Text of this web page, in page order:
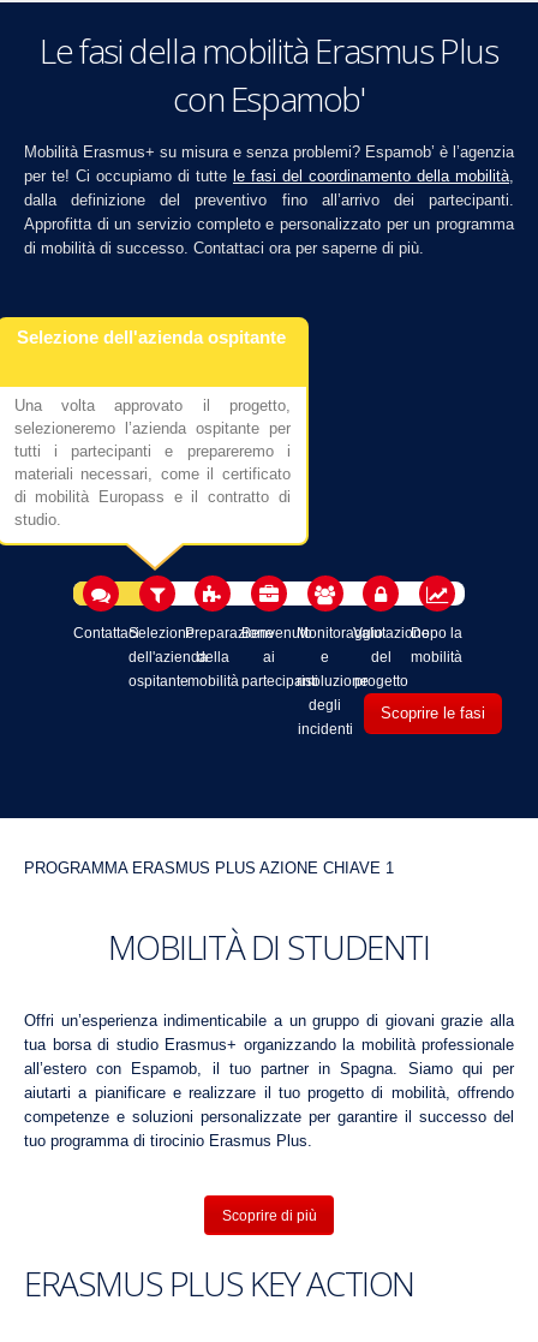
Le fasi della mobilità Erasmus Plus
con Espamob'
Mobilità Erasmus+ su misura e senza problemi? Espamob’ è l’agenzia
per te! Ci occupiamo di tutte le fasi del coordinamento della mobilità
dalla definizione del preventivo fino all’arrivo dei partecipanti.
Approfitta di un servizio completo e personalizzato per un programma
di mobilità di successo. Contattaci ora per saperne di più.
Selezione dell'azienda ospitante
Una volta approvato il progetto,
selezioneremo l’azienda ospitante per
tutti i partecipanti e prepareremo i
materiali necessari, come il certificato
di mobilità Europass e il contratto di
studio.
accompagniamo il primo giorno
materiali utili per il vostro
ContattaciSelezione
dell'azienda
ospitante
Preparazione
della
mobilità
Benvenuto
ai
partecipanti
Monitoraggio
e
risoluzione
degli
incidenti
Valutazione
del
progetto
Dopo la
mobilità
Scoprire le fasi
PROGRAMMA ERASMUS PLUS AZIONE CHIAVE 1
MOBILITÀ DI STUDENTI
Offri un’esperienza indimenticabile a un gruppo di giovani grazie alla
tua borsa di studio Erasmus+ organizzando la mobilità professionale
all’estero con Espamob, il tuo partner in Spagna. Siamo qui per
aiutarti a pianificare e realizzare il tuo progetto di mobilità, offrendo
competenze e soluzioni personalizzate per garantire il successo del
tuo programma di tirocinio Erasmus Plus.
Scoprire di più
ERASMUS PLUS KEY ACTION